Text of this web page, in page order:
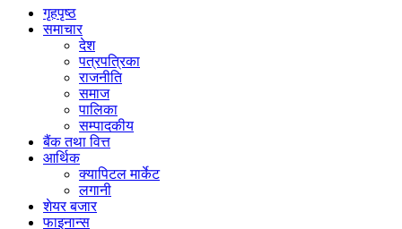
गृहपृष्ठ
समाचार
देश
पत्रपत्रिका
राजनीति
समाज
पालिका
सम्पादकीय
बैंक तथा वित्त
आर्थिक
क्यापिटल मार्केट
लगानी
शेयर बजार
फाइनान्स